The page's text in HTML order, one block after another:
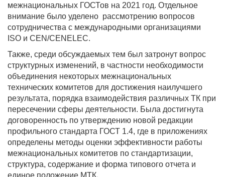
межнациональных ГОСТов на 2021 год. Отдельное
внимание было уделено рассмотрению вопросов
сотрудничества с международными организациями
ISO и CEN/CENELEC.
Также, среди обсуждаемых тем был затронут вопрос
структурных изменений, в частности необходимости
объединения некоторых межнациональных
технических комитетов для достижения наилучшего
результата, порядка взаимодействия различных ТК при
пересечении сферы деятельности. Была достигнута
договоренность по утверждению новой редакции
профильного стандарта ГОСТ 1.4, где в приложениях
определены методы оценки эффективности работы
межнациональных комитетов по стандартизации,
структура, содержание и форма типового отчета и
единое положение МТК.